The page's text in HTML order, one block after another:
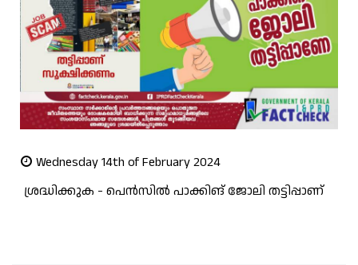
Wednesday 14th of February 2024
ശ്രദ്ധിക്കുക - പെന്‍സില്‍ പാക്കിങ് ജോലി തട്ടിപ്പാണ്